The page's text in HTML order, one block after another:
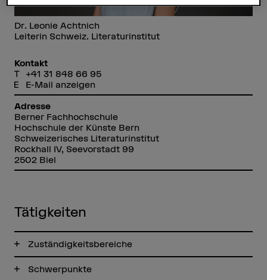
Dr. Leonie Achtnich
Leiterin Schweiz. Literaturinstitut
Kontakt
+41 31 848 66 95
E-Mail anzeigen
Adresse
Berner Fachhochschule
Hochschule der Künste Bern
Schweizerisches Literaturinstitut
Rockhall IV, Seevorstadt 99
2502 Biel
Tätigkeiten
Zuständigkeitsbereiche
Schwerpunkte